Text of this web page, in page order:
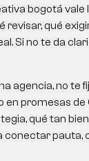
bogotá vale
revisar, qué
Si no te da
agencia, no te
en promesas de
qué tan
conectar pauta,